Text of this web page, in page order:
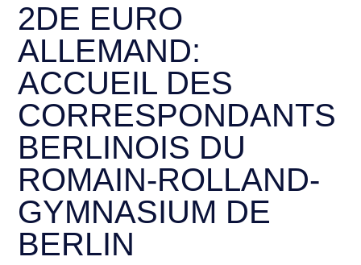
2DE EURO
ALLEMAND:
ACCUEIL DES
CORRESPONDANTS
BERLINOIS DU
ROMAIN-ROLLAND-
GYMNASIUM DE
BERLIN